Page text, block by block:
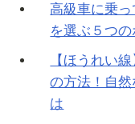
高級車に乗
を選ぶ５つの
【ほうれい
の方法！自
は